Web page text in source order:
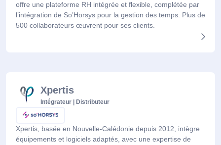
offre une plateforme RH intégrée et flexible, complétée par
l’intégration de So’Horsys pour la gestion des temps. Plus de
500 collaborateurs œuvrent pour ses clients.
Xpertis
Intégrateur | Distributeur
Xpertis, basée en Nouvelle-Calédonie depuis 2012, intègre
équipements et logiciels adaptés, avec une expertise de